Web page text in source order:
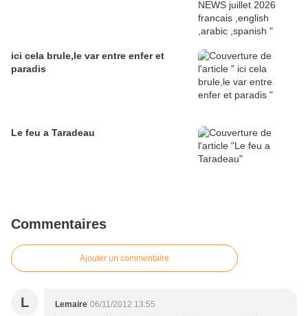
ici cela brule,le var entre enfer et
paradis
Le feu a Taradeau
Commentaires
Ajouter un commentaire
L Lemaire 06/11/2012 13:55